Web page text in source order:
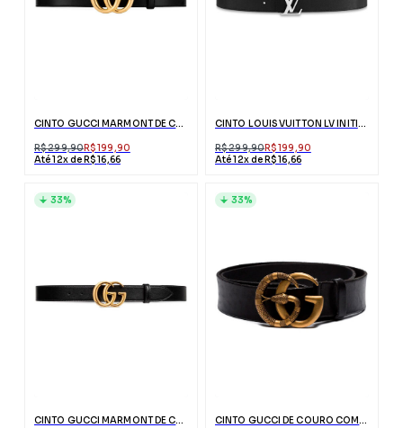
CINTO GUCCI MARMONT DE COURO PRETO COM FIVELA DUPLO G
R$ 299,90R$ 199,90
Até 12x de R$ 16,66
CINTO LOUIS VUITTON LV INITIALES REVERSÍVEL AZUL
R$ 299,90R$ 199,90
Até 12x de R$ 16,66
CINTO GUCCI MARMONT DE COURO COM FIVELA DUPLO G
33%
CINTO GUCCI DE COURO COM FIVELA DUPLO G DE COBRA
33%